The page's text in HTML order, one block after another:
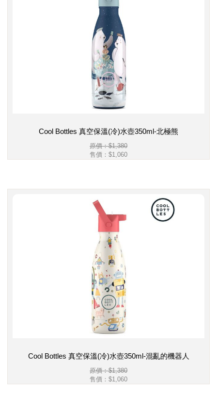
Cool Bottles 真空保溫(冷)水壺350ml-北極熊
原價：$1,380
售價： $1,060
Cool Bottles 真空保溫(冷)水壺350ml-混亂的機器人
原價：$1,380
售價： $1,060